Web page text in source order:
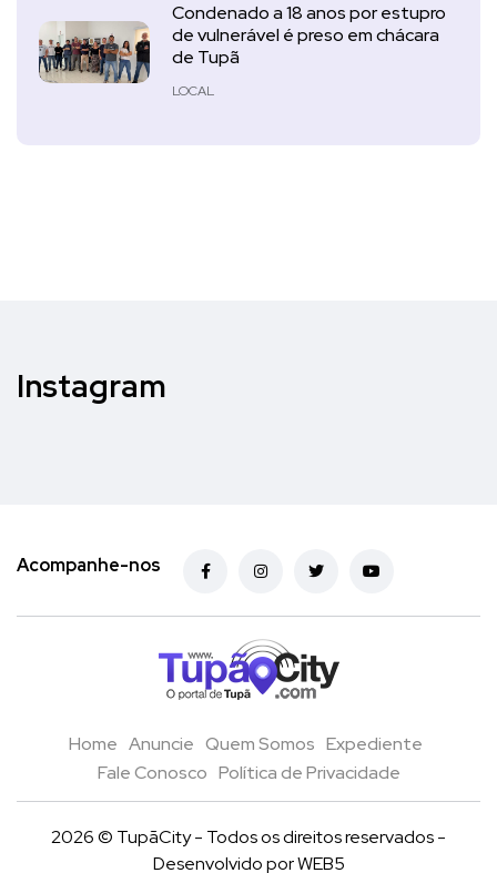
Condenado a 18 anos por estupro
de vulnerável é preso em chácara
de Tupã
LOCAL
Instagram
Acompanhe-nos
Home Anuncie Quem Somos Expediente
Fale Conosco Política de Privacidade
2026 © TupãCity - Todos os direitos reservados -
Desenvolvido porWEB5